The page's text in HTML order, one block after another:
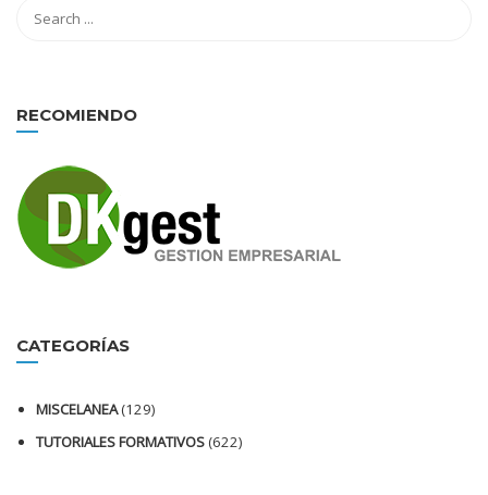
RECOMIENDO
CATEGORÍAS
MISCELANEA(129)
TUTORIALES FORMATIVOS(622)